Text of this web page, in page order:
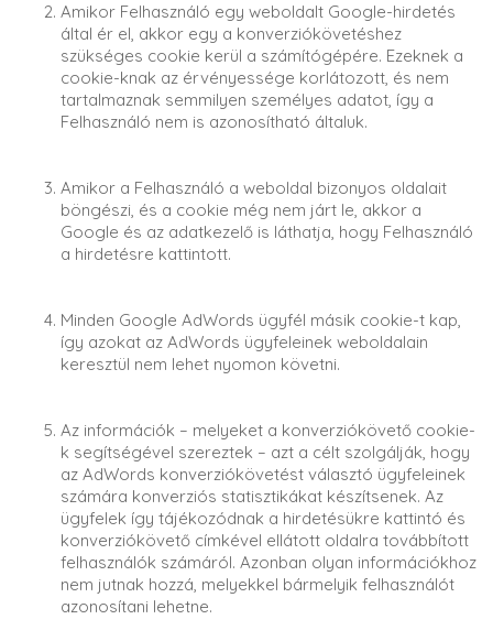
Amikor Felhasználó egy weboldalt Google-hirdetés
által ér el, akkor egy a konverziókövetéshez
szükséges cookie kerül a számítógépére. Ezeknek a
cookie-knak az érvényessége korlátozott, és nem
tartalmaznak semmilyen személyes adatot, így a
Felhasználó nem is azonosítható általuk.
Amikor a Felhasználó a weboldal bizonyos oldalait
böngészi, és a cookie még nem járt le, akkor a
Google és az adatkezelő is láthatja, hogy Felhasználó
a hirdetésre kattintott.
Minden Google AdWords ügyfél másik cookie-t kap,
így azokat az AdWords ügyfeleinek weboldalain
keresztül nem lehet nyomon követni.
Az információk – melyeket a konverziókövető cookie-
k segítségével szereztek – azt a célt szolgálják, hogy
az AdWords konverziókövetést választó ügyfeleinek
számára konverziós statisztikákat készítsenek. Az
ügyfelek így tájékozódnak a hirdetésükre kattintó és
konverziókövető címkével ellátott oldalra továbbított
felhasználók számáról. Azonban olyan információkhoz
nem jutnak hozzá, melyekkel bármelyik felhasználót
azonosítani lehetne.